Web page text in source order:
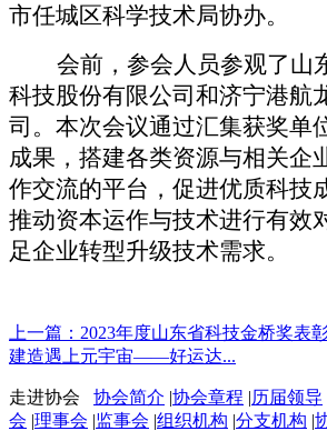
市任城区科学技术局协办。
会前，参会人员参观了山
科技股份有限公司和济宁港航
司。 本次会议通过汇集获奖单
成果，搭建各类资源与相关企
作交流的平台，促进优质科技
推动资本运作与技术进行有效
足企业转型升级技术需求。
上一篇：2023年度山东省科技金桥奖表
建造遇上元宇宙——好运达...
走进协会 协会简介 |协会章程 |历届领导
会 |理事会 |监事会 |组织机构 |分支机构 |